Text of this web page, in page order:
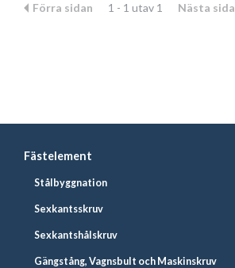
Fästelement
Stålbyggnation
Sexkantsskruv
Sexkantshålskruv
Gängstång, Vagnsbult och Maskinskruv
Förra sidan
1 - 1 utav 1 Nästa sida